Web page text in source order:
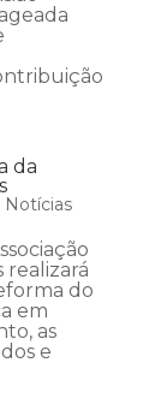
da
Notícias
realizará
do
em
as
e